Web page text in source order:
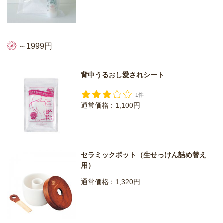
～1999円
背中うるおし愛されシート
1件
通常価格：1,100円
セラミックポット（生せっけん詰め替え
用）
通常価格：1,320円